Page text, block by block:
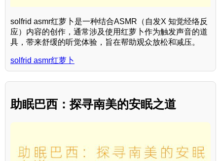
solfrid asmr红萝卜是一种结合ASMR（自发X 知觉经络反
应）内容的创作，通常涉及使用红萝卜作为触发声音的道
具，带来舒缓的听觉体验，旨在帮助观众放松和减压。
solfrid asmr红萝卜
助眠巴西：探寻南美的安眠之道